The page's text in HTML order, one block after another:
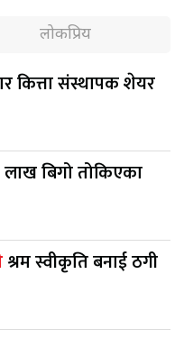
लोकप्रिय
कित्ता संस्थापक शेयर
लाख बिगो तोकिएका
श्रम स्वीकृति बनाई ठगी